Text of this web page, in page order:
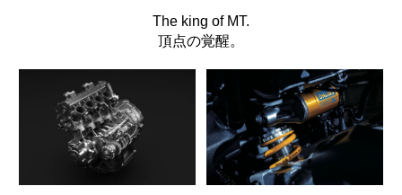
The king of MT.
頂点の覚醒。